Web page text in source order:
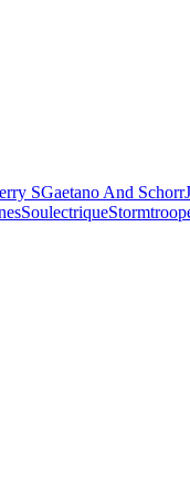
SGaetano And Schorr
Soulectrique